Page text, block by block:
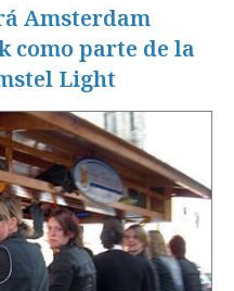
Amsterdam
como parte de la
Light